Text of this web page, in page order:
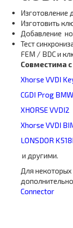
Изготовление
Изготовить
Добавление
Тест
FEM / BDC и
Совместима
Xhorse VVDI
CGDI Prog
XHORSE VVDI2
Xhorse VVDI
LONSDOR
и другими.
Для
Connector